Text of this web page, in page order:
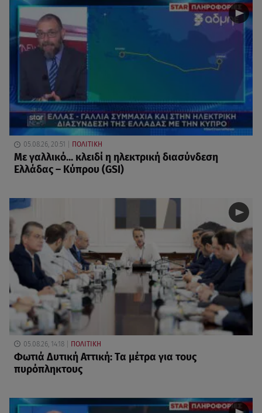
05.08.26, 20:51 ΠΟΛΙΤΙΚΗ
Με γαλλικό... κλειδί η ηλεκτρική διασύνδεση
Ελλάδας – Κύπρου (GSI)
05.08.26, 14:18 ΠΟΛΙΤΙΚΗ
Φωτιά Δυτική Αττική: Τα μέτρα για τους
πυρόπληκτους